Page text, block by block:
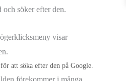
söker efter den.
att söka efter den på Google.
förekommer i många